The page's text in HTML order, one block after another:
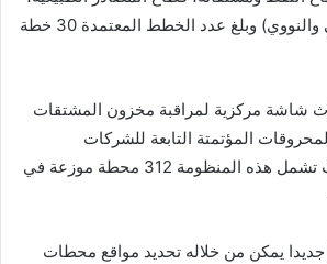
قطاع العمل الإشعاعي والنووي) وبلغ عدد الخطط المعتمدة 30 خطة
شاشة مركزية لمراقبة مخزون المشتقات
المؤتمتة التابعة للشركات
التسويقية الثلاث، حيث تشمل هذه المنظومة 312 محطة موزعة في
جديدا يمكن من خلاله تحديد مواقع محطات